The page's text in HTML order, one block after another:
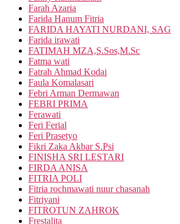
Farah Azaria
Farida Hanum Fitria
FARIDA HAYATI NURDANI, SAG
Farida irawati
FATIMAH MZA,S.Sos,M.Sc
Fatma wati
Fatrah Ahmad Kodai
Faula Komalasari
Febri Arman Dermawan
FEBRI PRIMA
Ferawati
Feri Ferial
Feri Prasetyo
Fikri Zaka Akbar S.Psi
FINISHA SRI LESTARI
FIRDA ANISA
FITRIA POLI
Fitria rochmawati nuur chasanah
Fitriyani
FITROTUN ZAHROK
Frestalita